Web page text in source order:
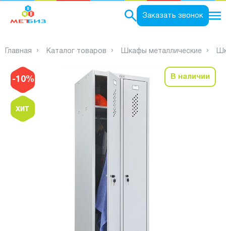
Заказать звонок
Главная Каталог товаров Шкафы металлические
-10% В наличии